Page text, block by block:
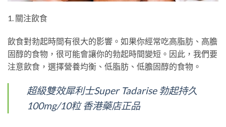
1. 關注飲食
飲食對勃起時間有很大的影響。如果你經常吃高脂肪、高膽
固醇的食物，很可能會讓你的勃起時間變短。因此，我們要
注意飲食，選擇營養均衡、低脂肪、低膽固醇的食物。
超級雙效犀利士Super Tadarise 勃起持久
100mg/10粒 香港藥店正品